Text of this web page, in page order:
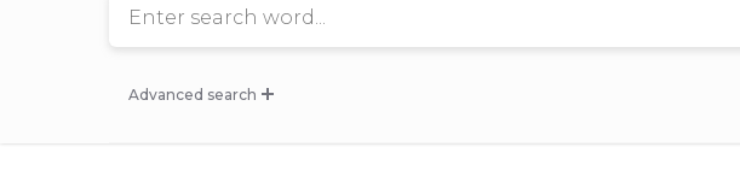
Nosotros
Blog
Contacto
Advanced search